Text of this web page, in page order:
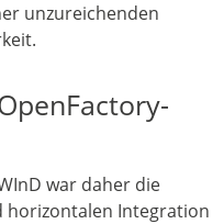
unzureichenden
war daher die
horizontalen Integration